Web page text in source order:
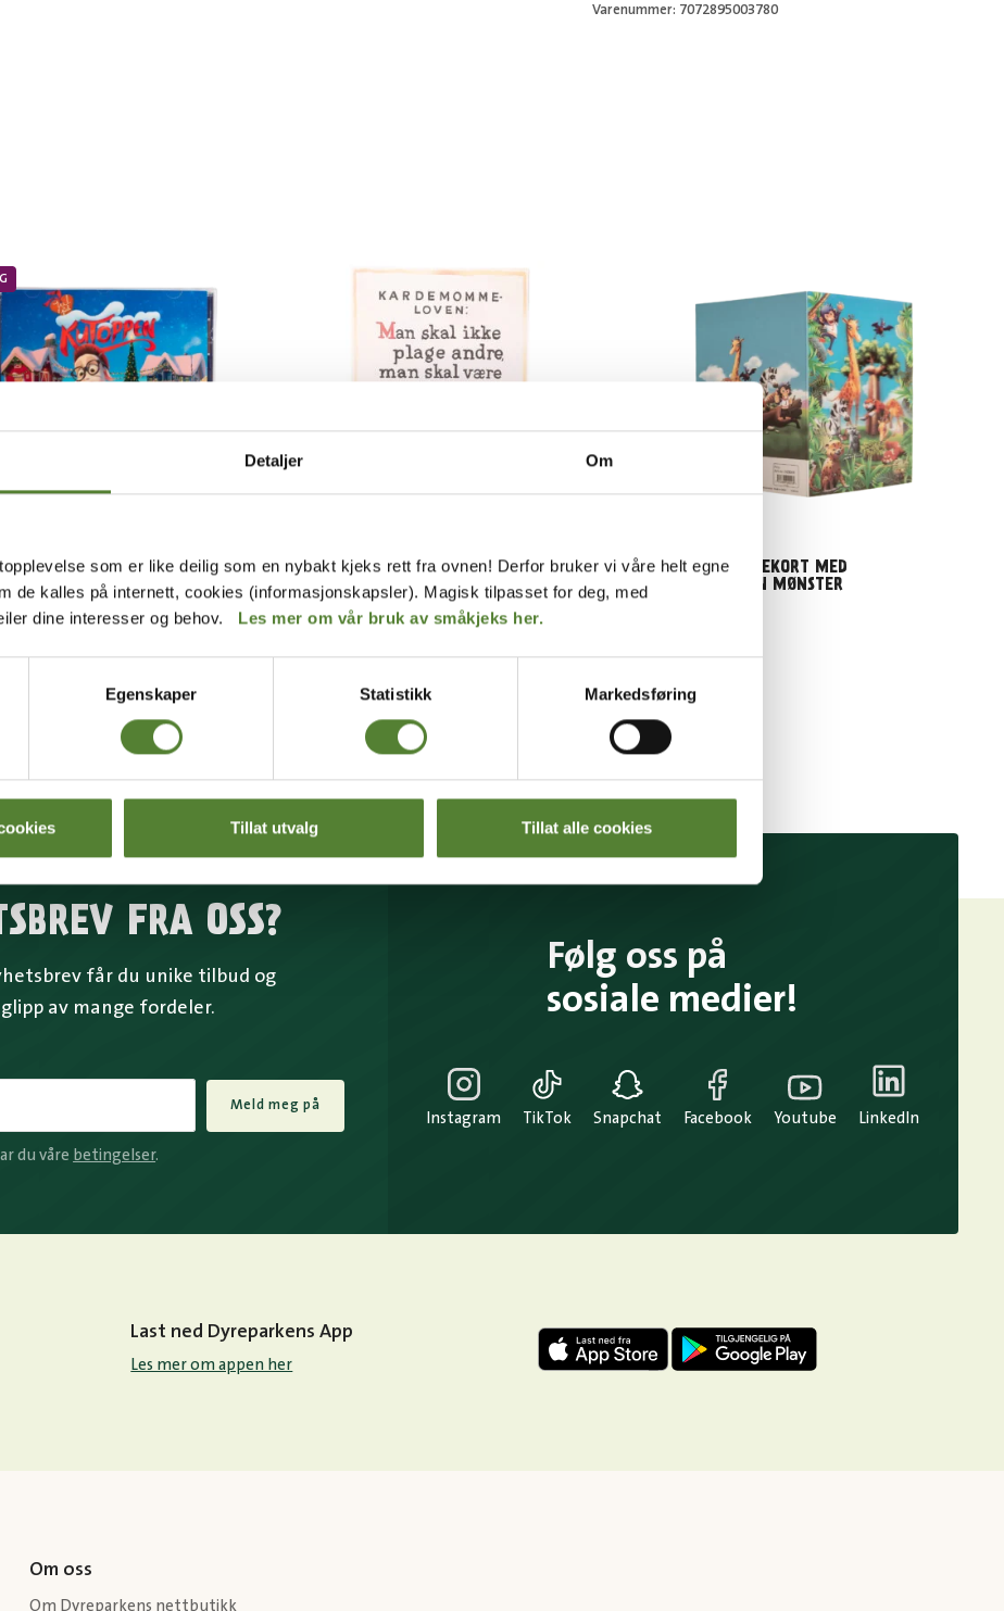
Detaljer Om
som er like deilig som en nybakt kjeks rett fra ovnen! Derfor bruker vi våre helt egne
de kalles på internett, cookies (informasjonskapsler). Magisk tilpasset for deg, med
dine interesser og behov. Les mer om vår bruk av småkjeks her.
Egenskaper Statistikk Markedsføring
Tillat utvalg Tillat alle cookies
Varenummer: 7072895003780
PÅ KUTOPPEN
Før:149,–
Kardemomme by
PLAKAT A4, KARDEMOMMELOVEN
40 ,–
TOSIDIG BILDEKORT MED
DYREPARKEN MØNSTER
FRA OSS?
får du unike tilbud og
av mange fordeler.
Meld meg på
du våre betingelser.
Følg oss på
sosiale medier!
Instagram TikTok Snapchat Facebook Youtube LinkedIn
Last ned Dyreparkens App
Les mer om appen her
Om oss
Om Dyreparkens nettbutikk